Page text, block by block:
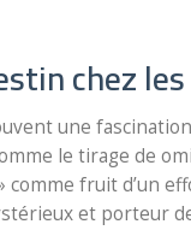
chez
une
le tirage de
fruit d’un
et porteur